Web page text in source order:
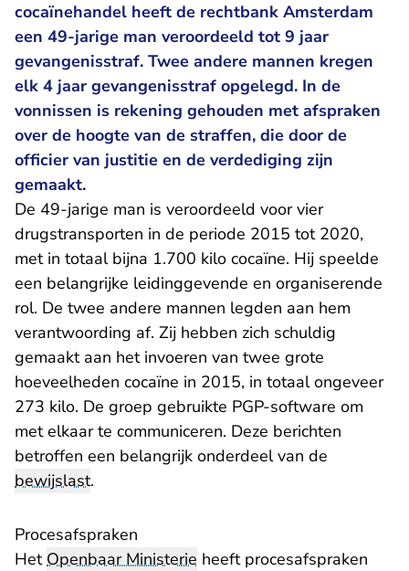
cocaïnehandel heeft de rechtbank Amsterdam
een 49-jarige man veroordeeld tot 9 jaar
gevangenisstraf. Twee andere mannen kregen
elk 4 jaar gevangenisstraf opgelegd. In de
vonnissen is rekening gehouden met afspraken
over de hoogte van de straffen, die door de
officier van justitie en de verdediging zijn
gemaakt.
De 49-jarige man is veroordeeld voor vier
drugstransporten in de periode 2015 tot 2020,
met in totaal bijna 1.700 kilo cocaïne. Hij speelde
een belangrijke leidinggevende en organiserende
rol. De twee andere mannen legden aan hem
verantwoording af. Zij hebben zich schuldig
gemaakt aan het invoeren van twee grote
hoeveelheden cocaïne in 2015, in totaal ongeveer
273 kilo. De groep gebruikte PGP-software om
met elkaar te communiceren. Deze berichten
betroffen een belangrijk onderdeel van de
bewijslast.
Procesafspraken
HetOpenbaar Ministerie heeft procesafspraken